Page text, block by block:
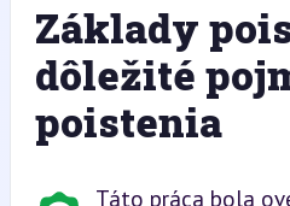
Základy
dôležité
poistenia
Táto práca bola